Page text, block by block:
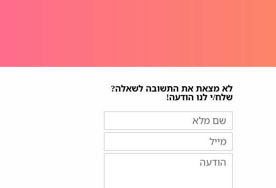
לא מצאת את התשובה לשאלה?
שלח/י לנו הודעה!